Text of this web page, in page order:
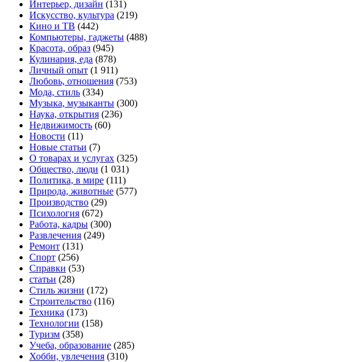
Интерьер, дизайн (131)
Искусство, культура (219)
Кино и ТВ (442)
Компьютеры, гаджеты (488)
Красота, образ (945)
Кулинария, еда (878)
Личный опыт (1 911)
Любовь, отношения (753)
Мода, стиль (334)
Музыка, музыканты (300)
Наука, открытия (236)
Недвижимость (60)
Новости (11)
Новые статьи (7)
О товарах и услугах (325)
Общество, люди (1 031)
Политика, в мире (111)
Природа, животные (577)
Производство (29)
Психология (672)
Работа, кадры (300)
Развлечения (249)
Ремонт (131)
Спорт (256)
Справки (53)
статьи (28)
Стиль жизни (172)
Строительство (116)
Техника (173)
Технологии (158)
Туризм (358)
Учеба, образование (285)
Хобби, увлечения (310)